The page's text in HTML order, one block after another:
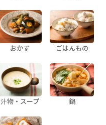
おかず ごはんもの
汁物・スープ 鍋